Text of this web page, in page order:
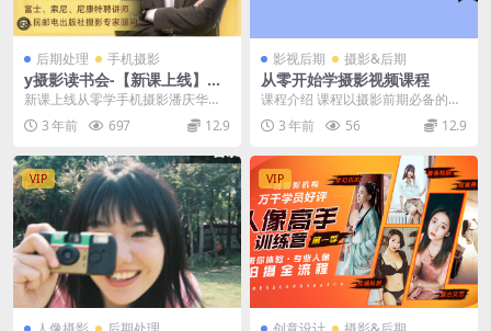
后期处理 手机摄影
y摄影读书会-【新课上线】从
零学手机摄影潘庆华老师主讲
新课上线从零学手机摄影潘庆华老
师主讲
3 年前 697 12.9
影视后期 摄影&后期
从零开始学摄影视频课程
课程介绍 课程以摄影前期必备的基
础知识体系为主，结合大量案例实
战技巧，带领大家一...
3 年前 56 12.9
VIP VIP